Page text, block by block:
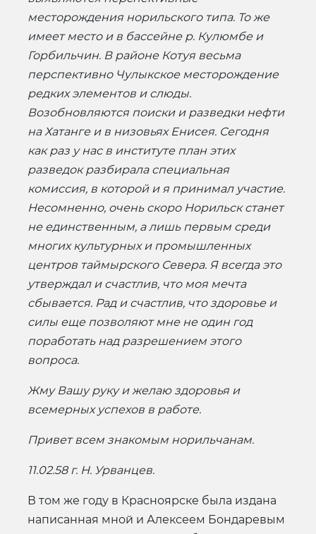
месторождения норильского типа. То же
имеет место и в бассейне р. Кулюмбе и
Горбильчин. В районе Котуя весьма
перспективно Чулыкское месторождение
редких элементов и слюды.
Возобновляются поиски и разведки нефти
на Хатанге и в низовьях Енисея. Сегодня
как раз у нас в институте план этих
разведок разбирала специальная
комиссия, в которой и я принимал участие.
Несомненно, очень скоро Норильск станет
не единственным, а лишь первым среди
многих культурных и промышленных
центров таймырского Севера. Я всегда это
утверждал и счастлив, что моя мечта
сбывается. Рад и счастлив, что здоровье и
силы еще позволяют мне не один год
поработать над разрешением этого
вопроса.
Жму Вашу руку и желаю здоровья и
всемерных успехов в работе.
Привет всем знакомым норильчанам.
11.02.58 г. Н. Урванцев.
В том же году в Красноярске была издана
написанная мной и Алексеем Бондаревым